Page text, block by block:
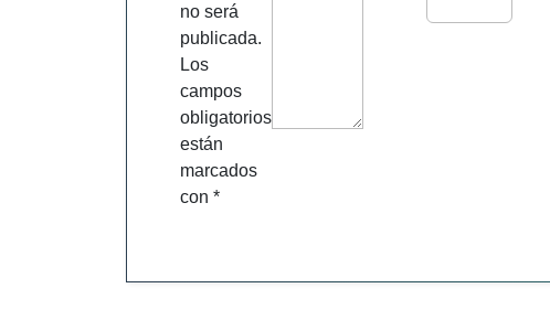
no será
publicada.
Los
campos
obligatorios
están
marcados
con *